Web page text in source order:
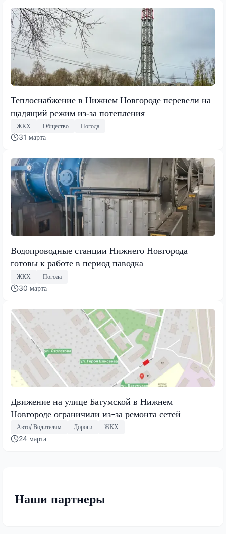
Теплоснабжение в Нижнем Новгороде перевели на
щадящий режим из‑за потепления
ЖКХ Общество Погода
31 марта
Водопроводные станции Нижнего Новгорода
готовы к работе в период паводка
ЖКХ Погода
30 марта
Движение на улице Батумской в Нижнем
Новгороде ограничили из-за ремонта сетей
Авто/ Водителям Дороги ЖКХ
24 марта
Наши партнеры